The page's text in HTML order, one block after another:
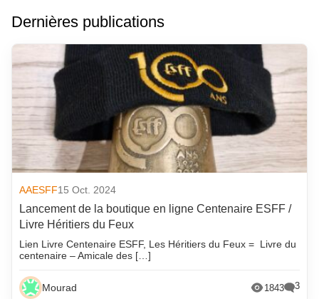
Dernières publications
AAESFF15 Oct. 2024
Lancement de la boutique en ligne Centenaire ESFF /
Livre Héritiers du Feux
Lien Livre Centenaire ESFF, Les Héritiers du Feux = Livre du
centenaire – Amicale des […]
Mourad 1843 3